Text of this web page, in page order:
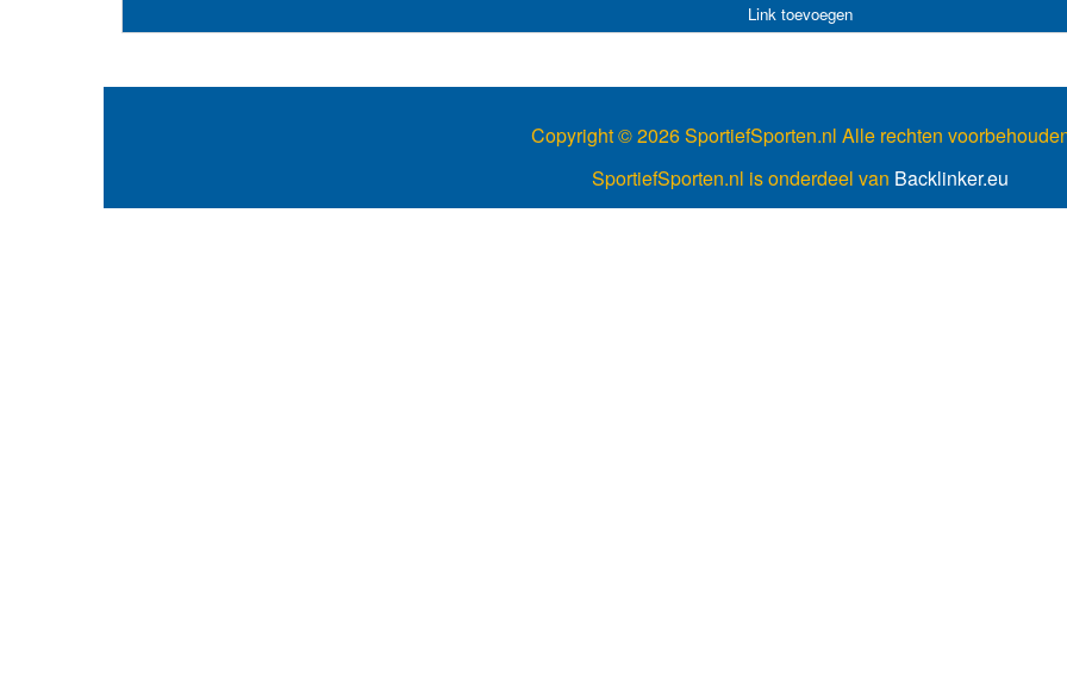
Link toevoegen
Copyright ©2026 SportiefSporten.nl Alle rechten
SportiefSporten.nl is onderdeel van Backlinker.eu